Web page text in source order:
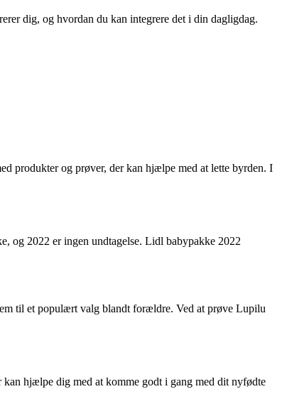
dig, og hvordan du kan integrere det i din dagligdag.
produkter og prøver, der kan hjælpe med at lette byrden. I
og 2022 er ingen undtagelse. Lidl babypakke 2022
til et populært valg blandt forældre. Ved at prøve Lupilu
hjælpe dig med at komme godt i gang med dit nyfødte